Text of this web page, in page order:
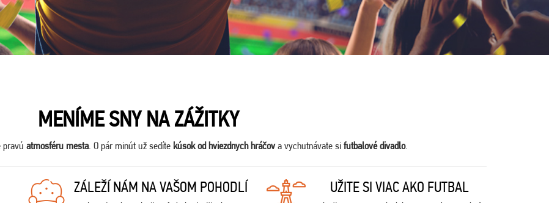
MENÍME SNY NA ZÁŽITKY
pravú atmosféru mesta. O pár minút už sedíte kúsok od hviezdnych hráčova vychutnávate si futbalové divadlo.
ZÁLEŽÍ NÁM NA VAŠOM POHODLÍ UŽITE SI VIAC AKO FUTBAL